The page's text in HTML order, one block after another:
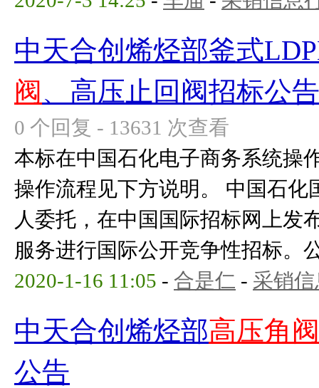
中天合创烯烃部釜式
阀、高压止回阀招标公告
0 个回复 - 13631 次查看
本标在中国石化电子商务系统操
操作流程见下方说明。 中国石化
人委托，在中国国际招标网上发
服务进行国际公开竞争性招标。
2020-1-16 11:05 - 合是仁 - 采销
中天合创烯烃部高压角阀
公告